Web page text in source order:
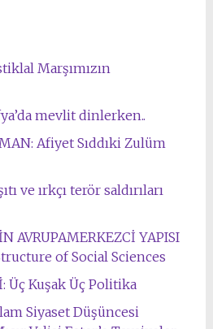
Marşımızın
mevlit dinlerken..
Afiyet Sıddıki Zulüm
ve ırkçı terör saldırıları
AVRUPAMERKEZCİ YAPISI
of Social Sciences
Üç Kuşak Üç Politika
Siyaset Düşüncesi